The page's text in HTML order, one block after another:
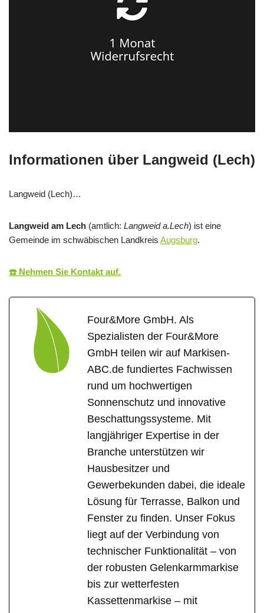
Informationen über Langweid (Lech)
Langweid (Lech)…
Langweid am Lech (amtlich: Langweid a.Lech) ist eine
Gemeinde im schwäbischen Landkreis Augsburg.
☎️ Nehmen Sie Kontakt auf.
Four&More GmbH. Als
Spezialisten der Four&More
GmbH teilen wir auf Markisen-
ABC.de fundiertes Fachwissen
rund um hochwertigen
Sonnenschutz und innovative
Beschattungssysteme. Mit
langjähriger Expertise in der
Branche unterstützen wir
Hausbesitzer und
Gewerbekunden dabei, die ideale
Lösung für Terrasse, Balkon und
Fenster zu finden. Unser Fokus
liegt auf der Verbindung von
technischer Funktionalität – von
der robusten Gelenkarmmarkise
bis zur wetterfesten
Kassettenmarkise – mit